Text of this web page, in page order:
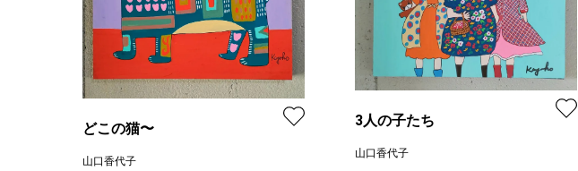
どこの猫〜
山口香代子
3人の子たち
山口香代子